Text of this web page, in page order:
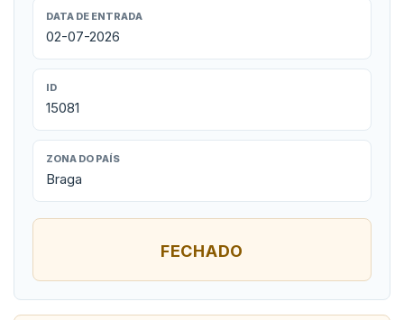
DATA DE ENTRADA
02-07-2026
ID
15081
ZONA DO PAÍS
Braga
FECHADO